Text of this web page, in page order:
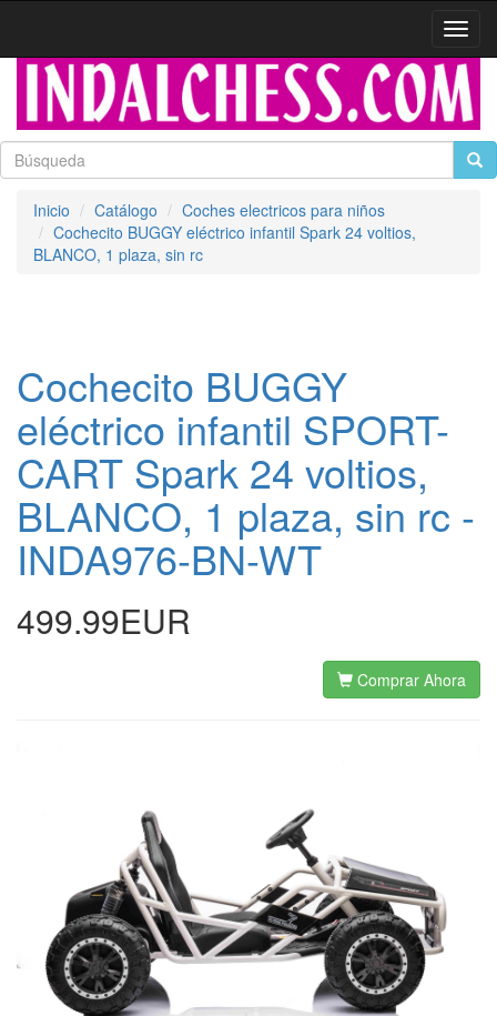
Inicio Catálogo
Coches electricos para niños
Cochecito BUGGY eléctrico infantil Spark 24 voltios,
BLANCO, 1 plaza, sin rc
Cochecito BUGGY
eléctrico infantil SPORT-
CART Spark 24 voltios,
BLANCO, 1 plaza, sin rc -
INDA976-BN-WT
499.99EUR
Comprar Ahora